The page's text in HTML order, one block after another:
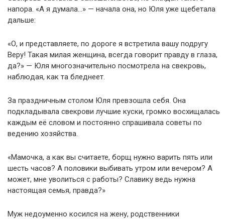
напора. «А я думала…» — начала она, но Юля уже щебетала
дальше:
«О, и представляете, по дороге я встретила вашу подругу
Веру! Такая милая женщина, всегда говорит правду в глаза,
да?» — Юля многозначительно посмотрела на свекровь,
наблюдая, как та бледнеет.
За праздничным столом Юля превзошла себя. Она
подкладывала свекрови лучшие куски, громко восхищалась
каждым её словом и постоянно спрашивала советы по
ведению хозяйства.
«Мамочка, а как вы считаете, борщ нужно варить пять или
шесть часов? А половики выбивать утром или вечером? А
может, мне уволиться с работы? Славику ведь нужна
настоящая семья, правда?»
Муж недоуменно косился на жену, родственники